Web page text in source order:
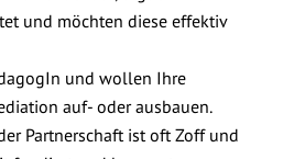
und möchten diese effektiv
und wollen Ihre
auf- oder ausbauen.
Partnerschaft ist oft Zoff und